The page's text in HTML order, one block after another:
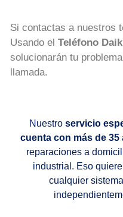
Si contactas a nuestros
Usando el Teléfono
solucionarán tu
llamada.
Nuestro servicio
cuenta con más de 35
reparaciones a
industrial. Eso
cualquier